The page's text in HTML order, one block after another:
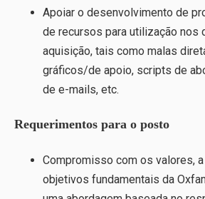
Apoiar o desenvolvimento de
de recursos para utilização nos
aquisição, tais como malas
gráficos/de apoio, scripts de
de e-mails, etc.
Requerimentos para o posto
Compromisso com os valores,
objetivos fundamentais da